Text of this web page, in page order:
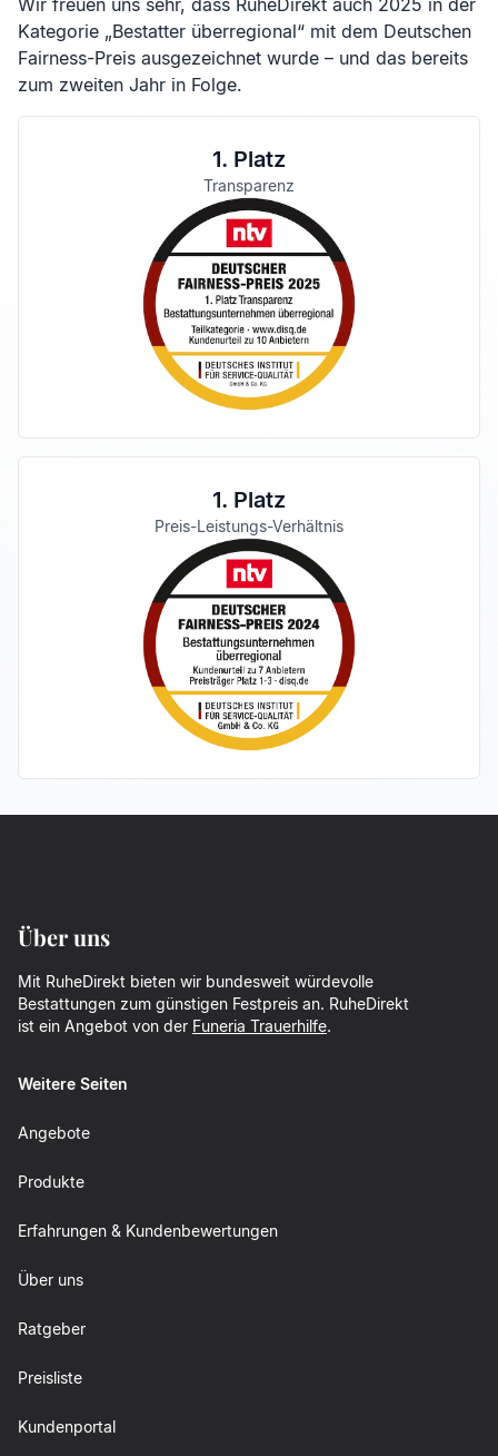
Wir freuen uns sehr, dass RuheDirekt auch 2025 in der
Kategorie „Bestatter überregional“ mit dem Deutschen
Fairness-Preis ausgezeichnet wurde – und das bereits
zum zweiten Jahr in Folge.
1. Platz
Transparenz
1. Platz
Preis-Leistungs-Verhältnis
Über uns
Mit RuheDirekt bieten wir bundesweit würdevolle
Bestattungen zum günstigen Festpreis an. RuheDirekt
ist ein Angebot von der Funeria Trauerhilfe.
Weitere Seiten
Angebote
Produkte
Erfahrungen & Kundenbewertungen
Über uns
Ratgeber
Preisliste
Kundenportal